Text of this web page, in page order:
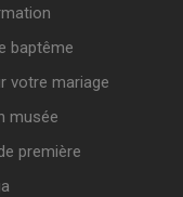
baptême
votre mariage
musée
première